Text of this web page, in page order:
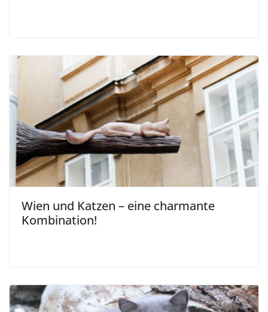
Wien und Katzen – eine charmante
Kombination!